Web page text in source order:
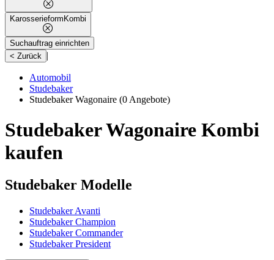
Karosserieform Kombi
Suchauftrag einrichten
< Zurück |
Automobil
Studebaker
Studebaker Wagonaire (0 Angebote)
Studebaker Wagonaire Kombi
kaufen
Studebaker Modelle
Studebaker Avanti
Studebaker Champion
Studebaker Commander
Studebaker President